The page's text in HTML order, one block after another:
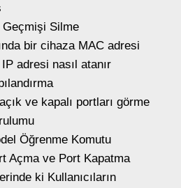
Geçmişi Silme
bir cihaza MAC adresi
adresi nasıl atanır
ve kapalı portları görme
Öğrenme Komutu
Açma ve Port Kapatma
ki Kullanıcıların